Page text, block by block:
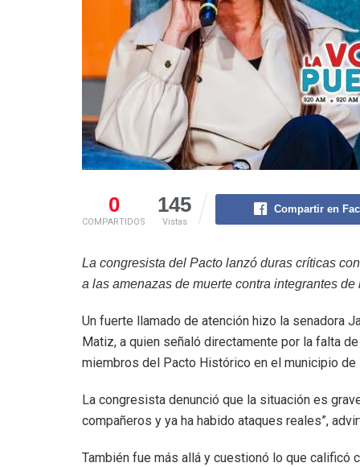
0
COMPARTIDOS
145
Vistas
Compartir en
La congresista del Pacto lanzó duras críticas
a las amenazas de muerte contra integrantes
Un fuerte llamado de atención hizo la senadora
Matiz, a quien señaló directamente por la falta
miembros del Pacto Histórico en el municipio de
La congresista denunció que la situación es
compañeros y ya ha habido ataques reales”,
También fue más allá y cuestionó lo que calificó